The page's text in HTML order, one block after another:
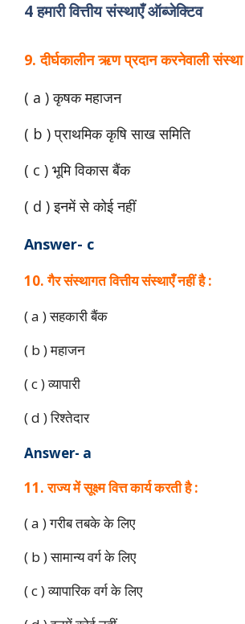
4 हमारी वित्तीय संस्थाएँ ऑब्जेक्टिव
9. दीर्घकालीन ऋण प्रदान करनेवाली
( a ) कृषक महाजन
( b ) प्राथमिक कृषि साख समिति
( c ) भूमि विकास बैंक
( d ) इनमें से कोई नहीं
Answer- c
10. गैर संस्थागत वित्तीय संस्थाएँ नहीं है :
( a ) सहकारी बैंक
( b ) महाजन
( c ) व्यापारी
( d ) रिश्तेदार
Answer- a
11. राज्य में सूक्ष्म वित्त कार्य करती है :
( a ) गरीब तबके के लिए
( b ) सामान्य वर्ग के लिए
( c ) व्यापारिक वर्ग के लिए